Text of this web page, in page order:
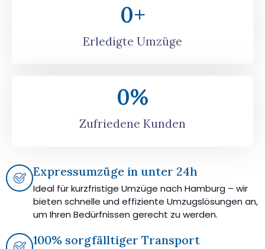
Erledigte Umzüge
0+
Zufriedene Kunden
0%
Expressumzüge in unter 24h
Ideal für kurzfristige Umzüge nach Hamburg – wir
bieten schnelle und effiziente Umzugslösungen an,
um Ihren Bedürfnissen gerecht zu werden.
100% sorgfälltiger Transport